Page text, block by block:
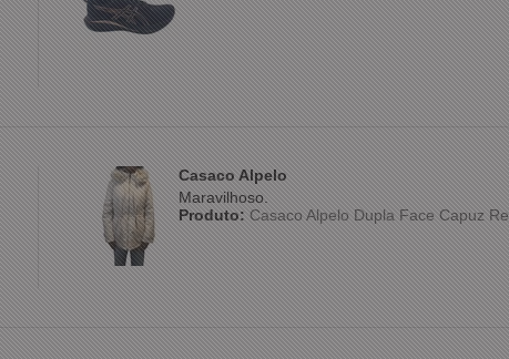
Casaco Alpelo
Maravilhoso.
Produto:Casaco Alpelo Dupla Face Capuz